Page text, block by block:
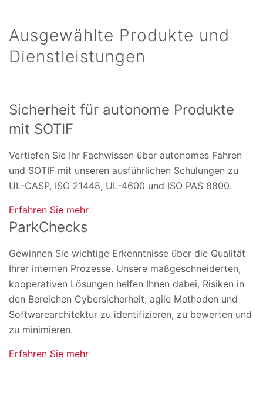
Ausgewählte Produkte und
Dienstleistungen
Sicherheit für autonome Produkte
mit SOTIF
Vertiefen Sie Ihr Fachwissen über autonomes Fahren
und SOTIF mit unseren ausführlichen Schulungen zu
UL-CASP, ISO 21448, UL-4600 und ISO PAS 8800.
Erfahren Sie mehr
ParkChecks
Gewinnen Sie wichtige Erkenntnisse über die Qualität
Ihrer internen Prozesse. Unsere maßgeschneiderten,
kooperativen Lösungen helfen Ihnen dabei, Risiken in
den Bereichen Cybersicherheit, agile Methoden und
Softwarearchitektur zu identifizieren, zu bewerten und
zu minimieren.
Erfahren Sie mehr